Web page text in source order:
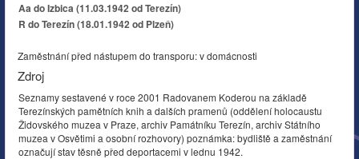
Aa do Izbica (11.03.1942 od Terezín)
R do Terezín (18.01.1942 od Plzeň)
Zaměstnání před nástupem do transporu: v domácnosti
Zdroj
Seznamy sestavené v roce 2001 Radovanem Koderou na základě
Terezínských pamětních knih a dalších pramenů (oddělení holocaustu
Židovského muzea v Praze, archiv Památníku Terezín, archiv Státního
muzea v Osvětimi a osobní rozhovory) poznámka: bydliště a zaměstnání
označují stav těsně před deportacemi v lednu 1942.